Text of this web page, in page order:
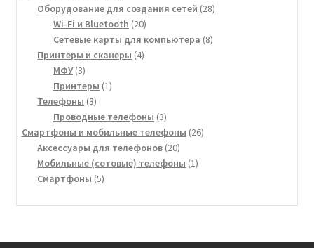
товаров
Оборудование для создания сетей 2828
Wi-Fi и Bluetooth 2020
товаров
Сетевые карты для компьютера 88
Принтеры и сканеры 44
МФУ 33
товара
Принтеры 11
Телефоны 33
товара
Проводные телефоны 33
товара
Смартфоны и мобильные телефоны 2626
Аксессуары для телефонов 2020
товаров
Мобильные (сотовые) телефоны 11
Смартфоны 55